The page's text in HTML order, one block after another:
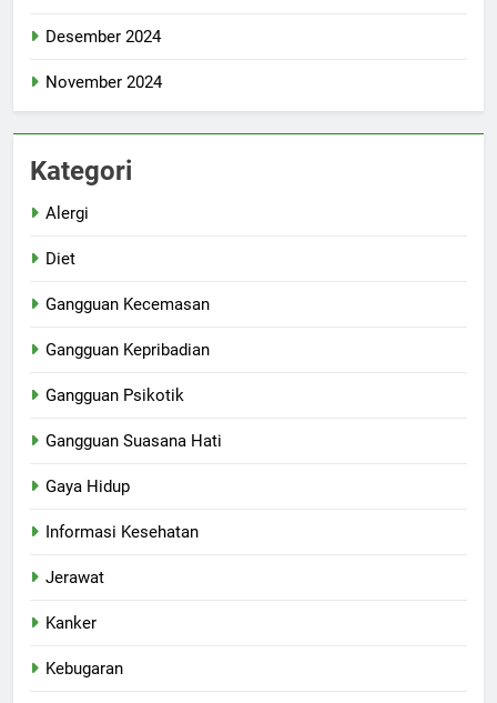
Desember 2024
November 2024
Kategori
Alergi
Diet
Gangguan Kecemasan
Gangguan Kepribadian
Gangguan Psikotik
Gangguan Suasana Hati
Gaya Hidup
Informasi Kesehatan
Jerawat
Kanker
Kebugaran